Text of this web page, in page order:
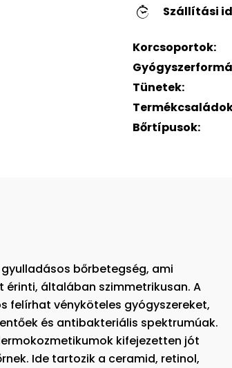
Szállítási
Korcsoportok:
Tünetek:
Bőrtípusok:
bőrbetegség, ami
általában szimmetrikusan. A
felírhat vényköteles gyógyszereket,
és antibakteriális spektrumúak.
kifejezetten jót
Ide tartozik a ceramid, retinol,